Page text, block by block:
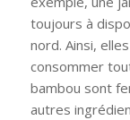
toujours à
nord. Ainsi,
consommer
bambou sont
autres